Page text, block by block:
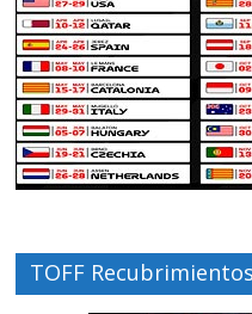
TOFF